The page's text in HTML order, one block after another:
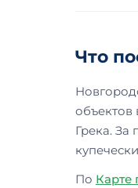
Что
объектов
Грека.
По Карте